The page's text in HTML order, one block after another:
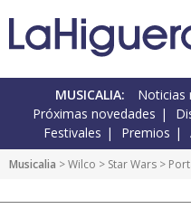
MUSICALIA: Noticias
Próximas novedades
Festivales
Premios
Musicalia >Wilco > Star Wars >